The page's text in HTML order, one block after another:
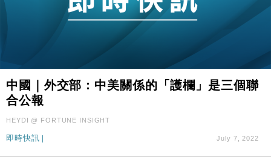
中國｜外交部：中美關係的「護欄」是三個聯
合公報
HEYDI @ FORTUNE INSIGHT
即時快訊 | July 7, 2022